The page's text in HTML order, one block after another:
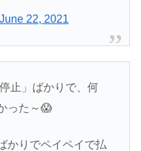
June 22, 2021
止」ばかりで、何
った～😱
かりでペイペイで払